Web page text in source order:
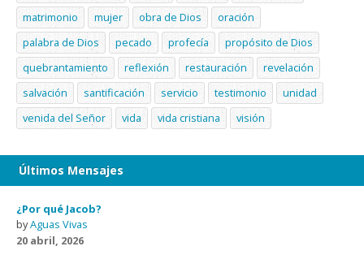
matrimonio
mujer obra de Dios
oración
palabra de Dios
pecado profecía
propósito de Dios
quebrantamiento
reflexión restauración
revelación
salvación
santificación servicio testimonio
unidad
venida del Señor
vida vida cristiana visión
Últimos Mensajes
¿Por qué Jacob?
byAguas Vivas
20 abril, 2026